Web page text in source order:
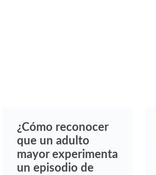
¿Cómo reconocer
que un adulto
mayor experimenta
un episodio de